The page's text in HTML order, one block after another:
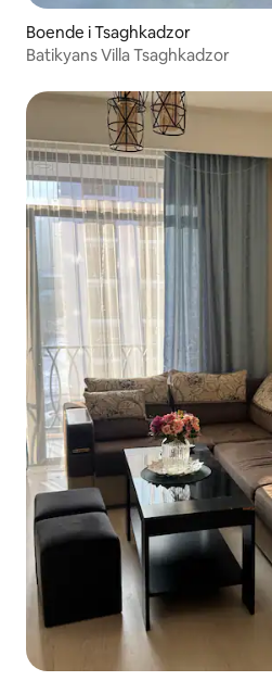
Boende i Tsaghkadzor
Batikyans Villa Tsaghkadzor